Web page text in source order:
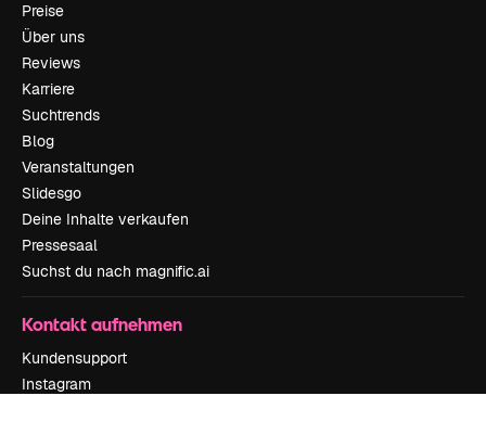
Preise
Über uns
Reviews
Karriere
Suchtrends
Blog
Veranstaltungen
Slidesgo
Deine Inhalte verkaufen
Pressesaal
Suchst du nach magnific.ai
Kontakt aufnehmen
Kundensupport
Instagram